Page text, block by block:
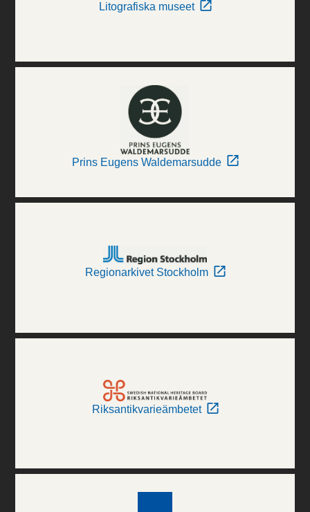
Litografiska museet
Prins Eugens Waldemarsudde
Regionarkivet Stockholm
Riksantikvarieämbetet